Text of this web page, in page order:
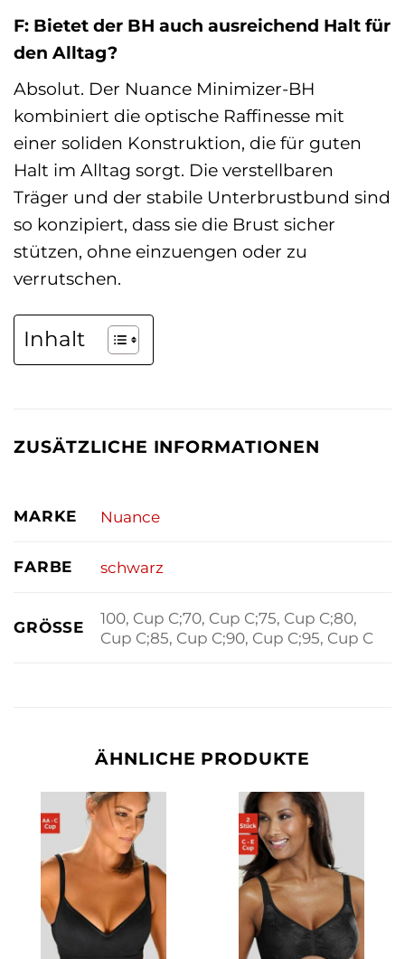
F: Bietet der BH auch ausreichend Halt für
den Alltag?
Absolut. Der Nuance Minimizer-BH
kombiniert die optische Raffinesse mit
einer soliden Konstruktion, die für guten
Halt im Alltag sorgt. Die verstellbaren
Träger und der stabile Unterbrustbund sind
so konzipiert, dass sie die Brust sicher
stützen, ohne einzuengen oder zu
verrutschen.
Inhalt
ZUSÄTZLICHE INFORMATIONEN
MARKE Nuance
FARBE schwarz
GRÖSSE
100, Cup C;70, Cup C;75, Cup C;80,
Cup C;85, Cup C;90, Cup C;95, Cup C
ÄHNLICHE PRODUKTE